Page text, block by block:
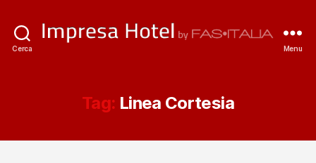
Cerca Menu
Tag: Linea Cortesia